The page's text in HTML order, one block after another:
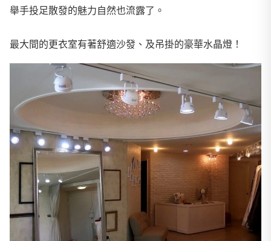
舉手投足散發的魅力自然也流露了。
最大間的更衣室有著舒適沙發、及吊掛的豪華水晶燈！